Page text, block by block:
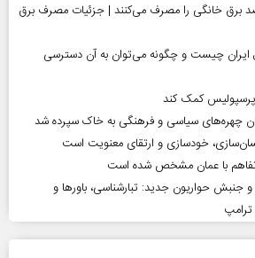
مشترکان ۱۰ درصد برق خانگی را مصرف می‌کنند | جزئیات مصرف برق
چیست و چگونه می‌توان به آن دسترسی
کمک کند
میان چهره‌های سیاسی و فرهنگی به خاک سپرده شد
خودسازی و ارتقای معنویت است
با عمان مشخص شده است
و جنبش حواریون جدید: تبارشناسی، باور‌ها و